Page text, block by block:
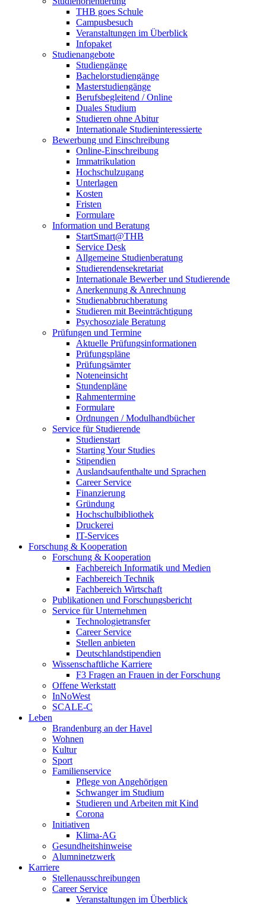
THB goes Schule
Campusbesuch
Veranstaltungen im Überblick
Infopaket
Studienangebote
Studiengänge
Bachelorstudiengänge
Masterstudiengänge
Berufsbegleitend / Online
Duales Studium
Studieren ohne Abitur
Internationale Studieninteressierte
Bewerbung und Einschreibung
Online-Einschreibung
Immatrikulation
Hochschulzugang
Unterlagen
Kosten
Fristen
Formulare
Information und Beratung
StartSmart@THB
Service Desk
Allgemeine Studienberatung
Studierendensekretariat
Internationale Bewerber und Studierende
Anerkennung & Anrechnung
Studienabbruchberatung
Studieren mit Beeinträchtigung
Psychosoziale Beratung
Prüfungen und Termine
Aktuelle Prüfungsinformationen
Prüfungspläne
Prüfungsämter
Noteneinsicht
Stundenpläne
Rahmentermine
Formulare
Ordnungen / Modulhandbücher
Service für Studierende
Studienstart
Starting Your Studies
Stipendien
Auslandsaufenthalte und Sprachen
Career Service
Finanzierung
Gründung
Hochschulbibliothek
Druckerei
IT-Services
Forschung & Kooperation
Forschung & Kooperation
Fachbereich Informatik und Medien
Fachbereich Technik
Fachbereich Wirtschaft
Publikationen und Forschungsbericht
Service für Unternehmen
Technologietransfer
Career Service
Stellen anbieten
Deutschlandstipendien
Wissenschaftliche Karriere
F3 Fragen an Frauen in der Forschung
Offene Werkstatt
InNoWest
SCALE-C
Leben
Brandenburg an der Havel
Wohnen
Kultur
Sport
Familienservice
Pflege von Angehörigen
Schwanger im Studium
Studieren und Arbeiten mit Kind
Corona
Initiativen
Klima-AG
Gesundheitshinweise
Alumninetzwerk
Karriere
Stellenausschreibungen
Career Service
Veranstaltungen im Überblick